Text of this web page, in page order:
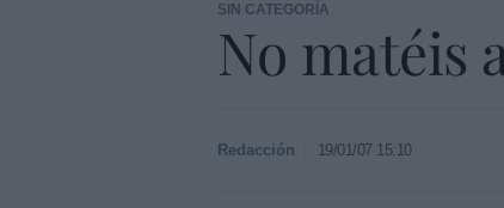
SIN CATEGORÍA
No matéis
Redacción 19/01/07 15:10